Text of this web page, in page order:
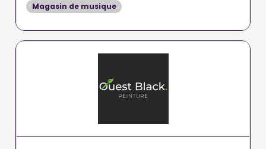
Magasin de musique